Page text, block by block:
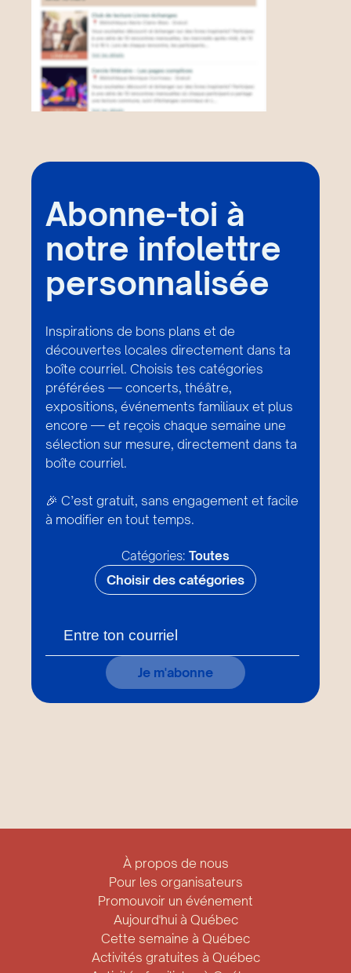
Abonne-toi à
notre infolettre
personnalisée
Inspirations de bons plans et de
découvertes locales directement dans ta
boîte courriel. Choisis tes catégories
préférées — concerts, théâtre,
expositions, événements familiaux et plus
encore — et reçois chaque semaine une
sélection sur mesure, directement dans ta
boîte courriel.
🎉 C’est gratuit, sans engagement et facile
à modifier en tout temps.
Catégories: Toutes
Choisir des catégories
Je m'abonne
À propos de nous
Pour les organisateurs
Promouvoir un événement
Aujourd'hui à Québec
Cette semaine à Québec
Activités gratuites à Québec